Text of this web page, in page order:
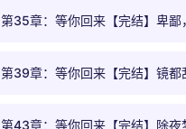
第35章：等你回来【完结】卑鄙
第39章：等你回来【完结】镜都
第43章：等你回来【完结】除夜